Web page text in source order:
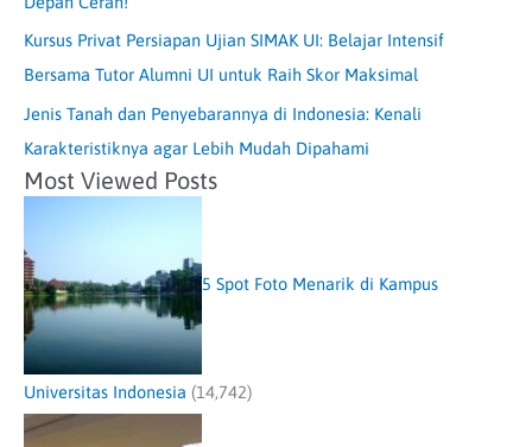
Kursus Privat Persiapan Ujian SIMAK UI: Belajar Intensif
Bersama Tutor Alumni UI untuk Raih Skor Maksimal
Jenis Tanah dan Penyebarannya di Indonesia: Kenali
Karakteristiknya agar Lebih Mudah Dipahami
Most Viewed Posts
5 Spot Foto Menarik di Kampus
Universitas Indonesia (14,742)